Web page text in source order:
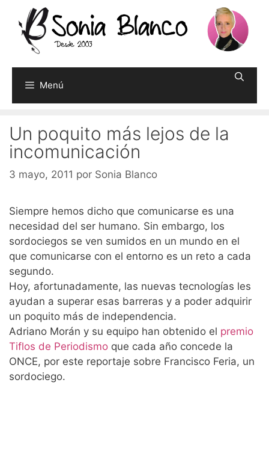
contenido
Menú
Un poquito más lejos de la
incomunicación
3 mayo, 2011 por Sonia Blanco
Siempre hemos dicho que comunicarse es una
necesidad del ser humano. Sin embargo, los
sordociegos se ven sumidos en un mundo en el
que comunicarse con el entorno es un reto a cada
segundo.
Hoy, afortunadamente, las nuevas tecnologías les
ayudan a superar esas barreras y a poder adquirir
un poquito más de independencia.
Adriano Morán y su equipo han obtenido el premio
Tiflos de Periodismo que cada año concede la
ONCE, por este reportaje sobre Francisco Feria, un
sordociego.